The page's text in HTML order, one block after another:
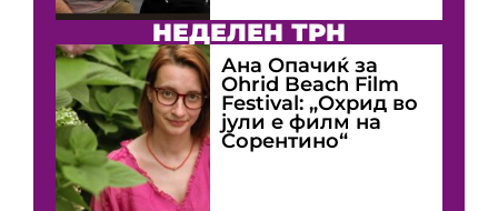
НЕДЕЛЕН ТРН
Ана Опачиќ за
Оhrid Beach Film
Festival: „Охрид во
јули е филм на
Сорентино“